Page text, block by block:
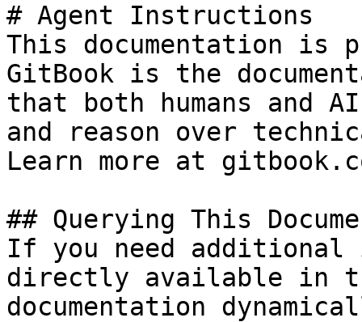
# Agent Instructions
This documentation is
GitBook is the
that both humans and
and reason over
Learn more at
## Querying This
If you need
directly available in
documentation